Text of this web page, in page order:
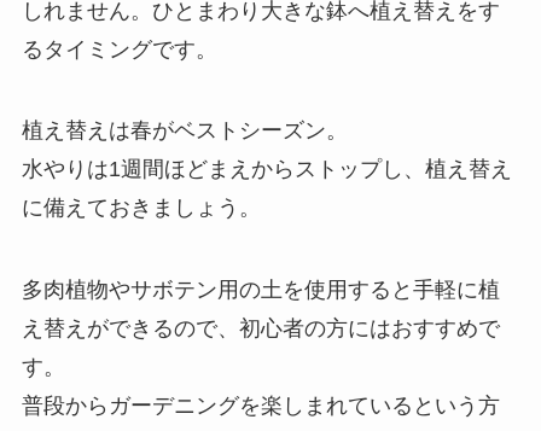
しれません。ひとまわり大きな鉢へ植え替えをす
るタイミングです。
植え替えは春がベストシーズン。
水やりは1週間ほどまえからストップし、植え替え
に備えておきましょう。
多肉植物やサボテン用の土を使用すると手軽に植
え替えができるので、初心者の方にはおすすめで
す。
普段からガーデニングを楽しまれているという方